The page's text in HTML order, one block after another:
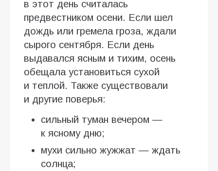
в этот день считалась
предвестником осени. Если шел
дождь или гремела гроза, ждали
сырого сентября. Если день
выдавался ясным и тихим, осень
обещала установиться сухой
и теплой. Также существовали
и другие поверья:
сильный туман вечером —
к ясному дню;
мухи сильно жужжат — ждать
солнца;